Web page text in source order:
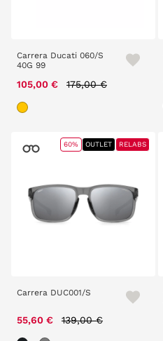
Carrera Ducati 060/S
40G 99
105,00 € Price reduced from
175,00 €
Carrera DUC001/S
55,60 € Price reduced from
139,00 €
60% OUTLET RELABS